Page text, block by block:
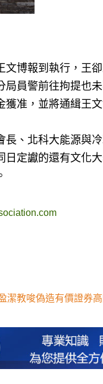
文博報到執行，王
局員警前往拘提也
准，並將通緝王文
長、北科大能源與
定讞的還有文化
潔教唆偽造有價證券高